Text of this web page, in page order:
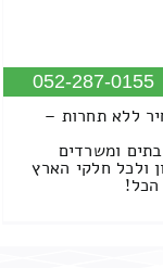
052-287-0155
ללא תחרות –
ומשרדים
ולכל חלקי הארץ
הכל!